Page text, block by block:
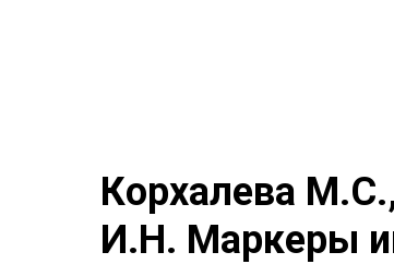
Корхалева
И.Н. Маркеры